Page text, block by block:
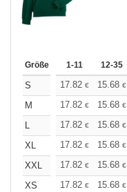
Größe 1-11 12-35
S 17.82 € 15.68 €
M
17.82 € 15.68 €
L
17.82 € 15.68 €
XL
17.82 € 15.68 €
XXL
17.82 € 15.68 €
XS
17.82 € 15.68 €